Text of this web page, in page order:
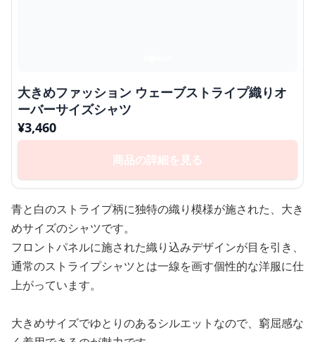
大きめファッション ウェーブストライプ織りオ
ーバーサイズシャツ
¥3,460
商品の詳細を見る
青と白のストライプ柄に独特の織り模様が施された、大き
めサイズのシャツです。
フロントパネルに施された織り込みデザインが目を引き、
通常のストライプシャツとは一線を画す個性的な洋服に仕
上がっています。
大きめサイズでゆとりのあるシルエットなので、窮屈感な